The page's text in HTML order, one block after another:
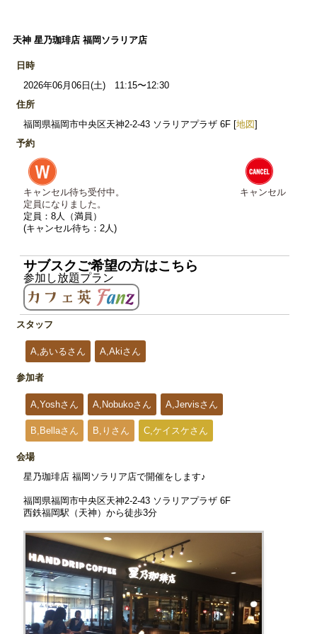
天神 星乃珈琲店 福岡ソラリア店
日時
2026年06月06日(土) 11:15〜12:30
住所
福岡県福岡市中央区天神2-2-43 ソラリアプラザ 6F [地図]
予約
キャンセル待ち受付中。
定員になりました。
定員：8人（満員）
(キャンセル待ち：2人)
キャンセル
サブスクご希望の方はこちら
参加し放題プラン
スタッフ
A,あいるさん A,Akiさん
参加者
A,Yoshさん A,Nobukoさん A,Jervisさん
B,Bellaさん B,りさん C,ケイスケさん
会場
星乃珈琲店 福岡ソラリア店で開催をします♪
福岡県福岡市中央区天神2-2-43 ソラリアプラザ 6F
西鉄福岡駅（天神）から徒歩3分